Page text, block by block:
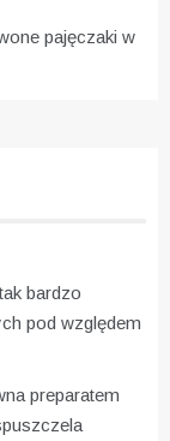
pajęczaki w
bardzo
pod względem
preparatem